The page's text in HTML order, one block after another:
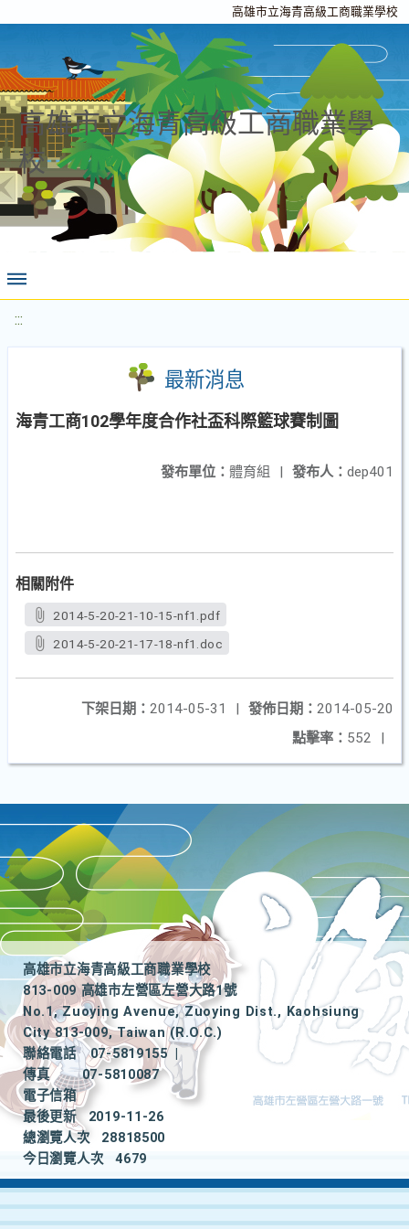
高雄市立海青高級工商職業學校
高雄市立海青高級工商職業學
校
:::
最新消息
海青工商102學年度合作社盃科際籃球賽制圖
發布人： dep401
發布單位： 體育組 |
相關附件
2014-5-20-21-10-15-nf1.pdf
2014-5-20-21-17-18-nf1.doc
發佈日期： 2014-05-20
下架日期： 2014-05-31
|
點擊率： 552 |
高雄市立海青高級工商職業學校
813-009 高雄市左營區左營大路1號
No.1, Zuoying Avenue, Zuoying Dist., Kaohsiung
City 813-009, Taiwan (R.O.C.)
聯絡電話
07-5819155
|
傳真
07-5810087
電子信箱
最後更新
2019-11-26
總瀏覽人次
28818500
今日瀏覽人次
4679